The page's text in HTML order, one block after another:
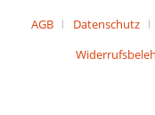
AGB Datenschutz